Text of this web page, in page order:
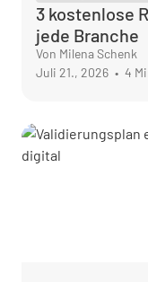
3 kostenlose
jede Branche
Von Milena Schenk
Juli 21., 2026 • 4